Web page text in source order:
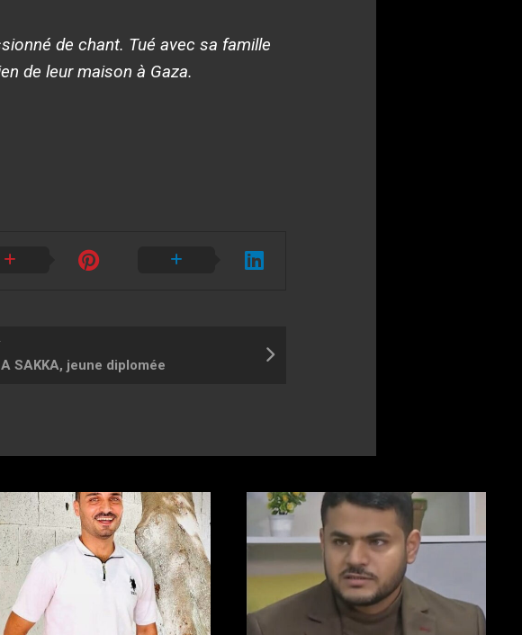
de chant. Tué avec sa famille
de leur maison à Gaza.
SAKKA, jeune diplomée